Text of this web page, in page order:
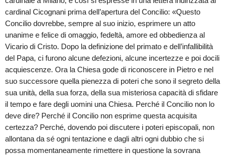
cardinal Cicognani prima dell’apertura del Concilio: «Questo
Concilio dovrebbe, sempre al suo inizio, esprimere un atto
unanime e felice di omaggio, fedeltà, amore ed obbedienza al
Vicario di Cristo. Dopo la definizione del primato e dell’infallibilità
del Papa, ci furono alcune defezioni, alcune incertezze e poi docili
acquiescenze. Ora la Chiesa gode di riconoscere in Pietro e nel
suo successore quella pienezza di poteri che sono il segreto della
sua unità, della sua forza, della sua misteriosa capacità di sfidare
il tempo e fare degli uomini una Chiesa. Perché il Concilio non lo
deve dire? Perché il Concilio non esprime questa acquisita
certezza? Perché, dovendo poi discutere i poteri episcopali, non
allontana da sé ogni tentazione e dagli altri ogni dubbio che si
possa momentaneamente rimettere in questione la sovrana